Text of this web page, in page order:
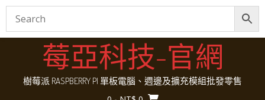
Skip
莓亞科技-官網
樹莓派 RASPBERRY PI 單板電腦、週邊及擴充模組批發零售